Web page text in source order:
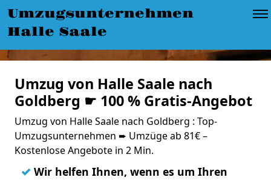
Umzugsunternehmen
Halle Saale
Umzug von Halle Saale nach
Goldberg ☛ 100 % Gratis-Angebot
Umzug von Halle Saale nach Goldberg : Top-
Umzugsunternehmen ➨ Umzüge ab 81€ –
Kostenlose Angebote in 2 Min.
✓ Wir helfen Ihnen, wenn es um Ihren